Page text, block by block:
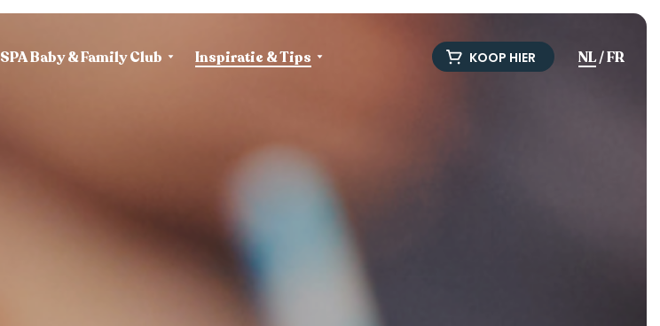
SPA Baby & Family Club Inspiratie & Tips KOOP HIER NL/FR